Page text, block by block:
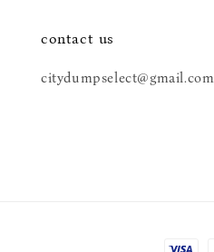
contact us
citydumpselect@gmail.com